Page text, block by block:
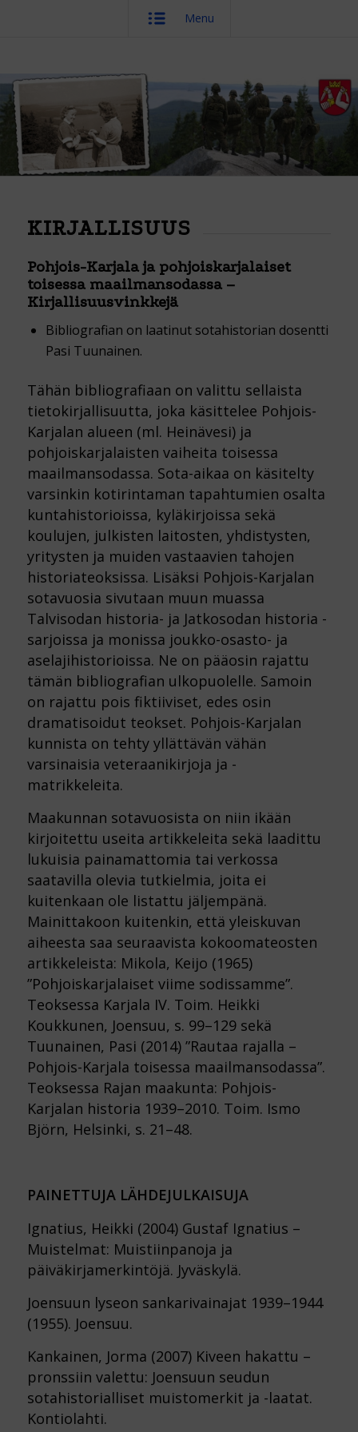
Menu
KIRJALLISUUS
Pohjois-Karjala ja pohjoiskarjalaiset
toisessa maailmansodassa –
Kirjallisuusvinkkejä
Bibliografian on laatinut sotahistorian dosentti
Pasi Tuunainen.
Tähän bibliografiaan on valittu sellaista
tietokirjallisuutta, joka käsittelee Pohjois-
Karjalan alueen (ml. Heinävesi) ja
pohjoiskarjalaisten vaiheita toisessa
maailmansodassa. Sota-aikaa on käsitelty
varsinkin kotirintaman tapahtumien osalta
kuntahistorioissa, kyläkirjoissa sekä
koulujen, julkisten laitosten, yhdistysten,
yritysten ja muiden vastaavien tahojen
historiateoksissa. Lisäksi Pohjois-Karjalan
sotavuosia sivutaan muun muassa
Talvisodan historia- ja Jatkosodan historia -
sarjoissa ja monissa joukko-osasto- ja
aselajihistorioissa. Ne on pääosin rajattu
tämän bibliografian ulkopuolelle. Samoin
on rajattu pois fiktiiviset, edes osin
dramatisoidut teokset. Pohjois-Karjalan
kunnista on tehty yllättävän vähän
varsinaisia veteraanikirjoja ja -
matrikkeleita.
Maakunnan sotavuosista on niin ikään
kirjoitettu useita artikkeleita sekä laadittu
lukuisia painamattomia tai verkossa
saatavilla olevia tutkielmia, joita ei
kuitenkaan ole listattu jäljempänä.
Mainittakoon kuitenkin, että yleiskuvan
aiheesta saa seuraavista kokoomateosten
artikkeleista: Mikola, Keijo (1965)
”Pohjoiskarjalaiset viime sodissamme”.
Teoksessa Karjala IV. Toim. Heikki
Koukkunen, Joensuu, s. 99–129 sekä
Tuunainen, Pasi (2014) ”Rautaa rajalla –
Pohjois-Karjala toisessa maailmansodassa”.
Teoksessa Rajan maakunta: Pohjois-
Karjalan historia 1939–2010. Toim. Ismo
Björn, Helsinki, s. 21–48.
PAINETTUJA LÄHDEJULKAISUJA
Ignatius, Heikki (2004) Gustaf Ignatius –
Muistelmat: Muistiinpanoja ja
päiväkirjamerkintöjä. Jyväskylä.
Joensuun lyseon sankarivainajat 1939–1944
(1955). Joensuu.
Kankainen, Jorma (2007) Kiveen hakattu –
pronssiin valettu: Joensuun seudun
sotahistorialliset muistomerkit ja -laatat.
Kontiolahti.